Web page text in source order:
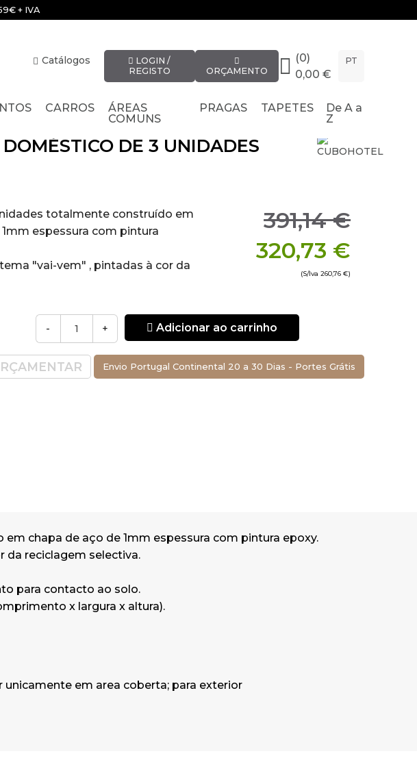
+ IVA
Catálogos
LOGIN /
REGISTO
ORÇAMENTO
(0)
0,00 €
PT
CARROS
ÁREAS
COMUNS
PRAGAS TAPETES
De A a
Z
DE 3 UNIDADES
391,14 €
320,73 €
(S/Iva 260,76 €)
totalmente construído em
espessura com pintura
"vai-vem" , pintadas à cor da
na parte inferior do ecoponto
x altura).
- + Adicionar ao carrinho
Envio Portugal Continental 20 a 30 Dias - Portes Grátis
chapa de aço de 1mm espessura com pintura epoxy.
da reciclagem selectiva.
para contacto ao solo.
x largura x altura).
em area coberta; para exterior